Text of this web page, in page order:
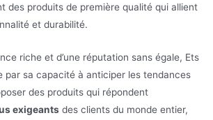
des produits de première qualité qui allient
et durabilité.
riche et d’une réputation sans égale, Ets
par sa capacité à anticiper les tendances
des produits qui répondent
exigeants des clients du monde entier,